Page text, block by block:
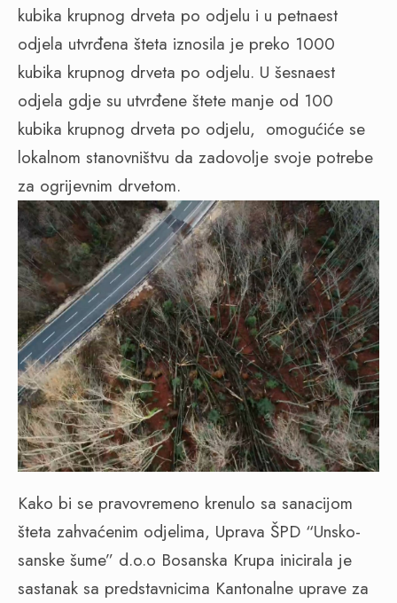
kubika krupnog drveta po odjelu i u petnaest
odjela utvrđena šteta iznosila je preko 1000
kubika krupnog drveta po odjelu. U šesnaest
odjela gdje su utvrđene štete manje od 100
kubika krupnog drveta po odjelu, omogućiće se
lokalnom stanovništvu da zadovolje svoje potrebe
za ogrijevnim drvetom.
Kako bi se pravovremeno krenulo sa sanacijom
šteta zahvaćenim odjelima, Uprava ŠPD “Unsko-
sanske šume” d.o.o Bosanska Krupa inicirala je
sastanak sa predstavnicima Kantonalne uprave za